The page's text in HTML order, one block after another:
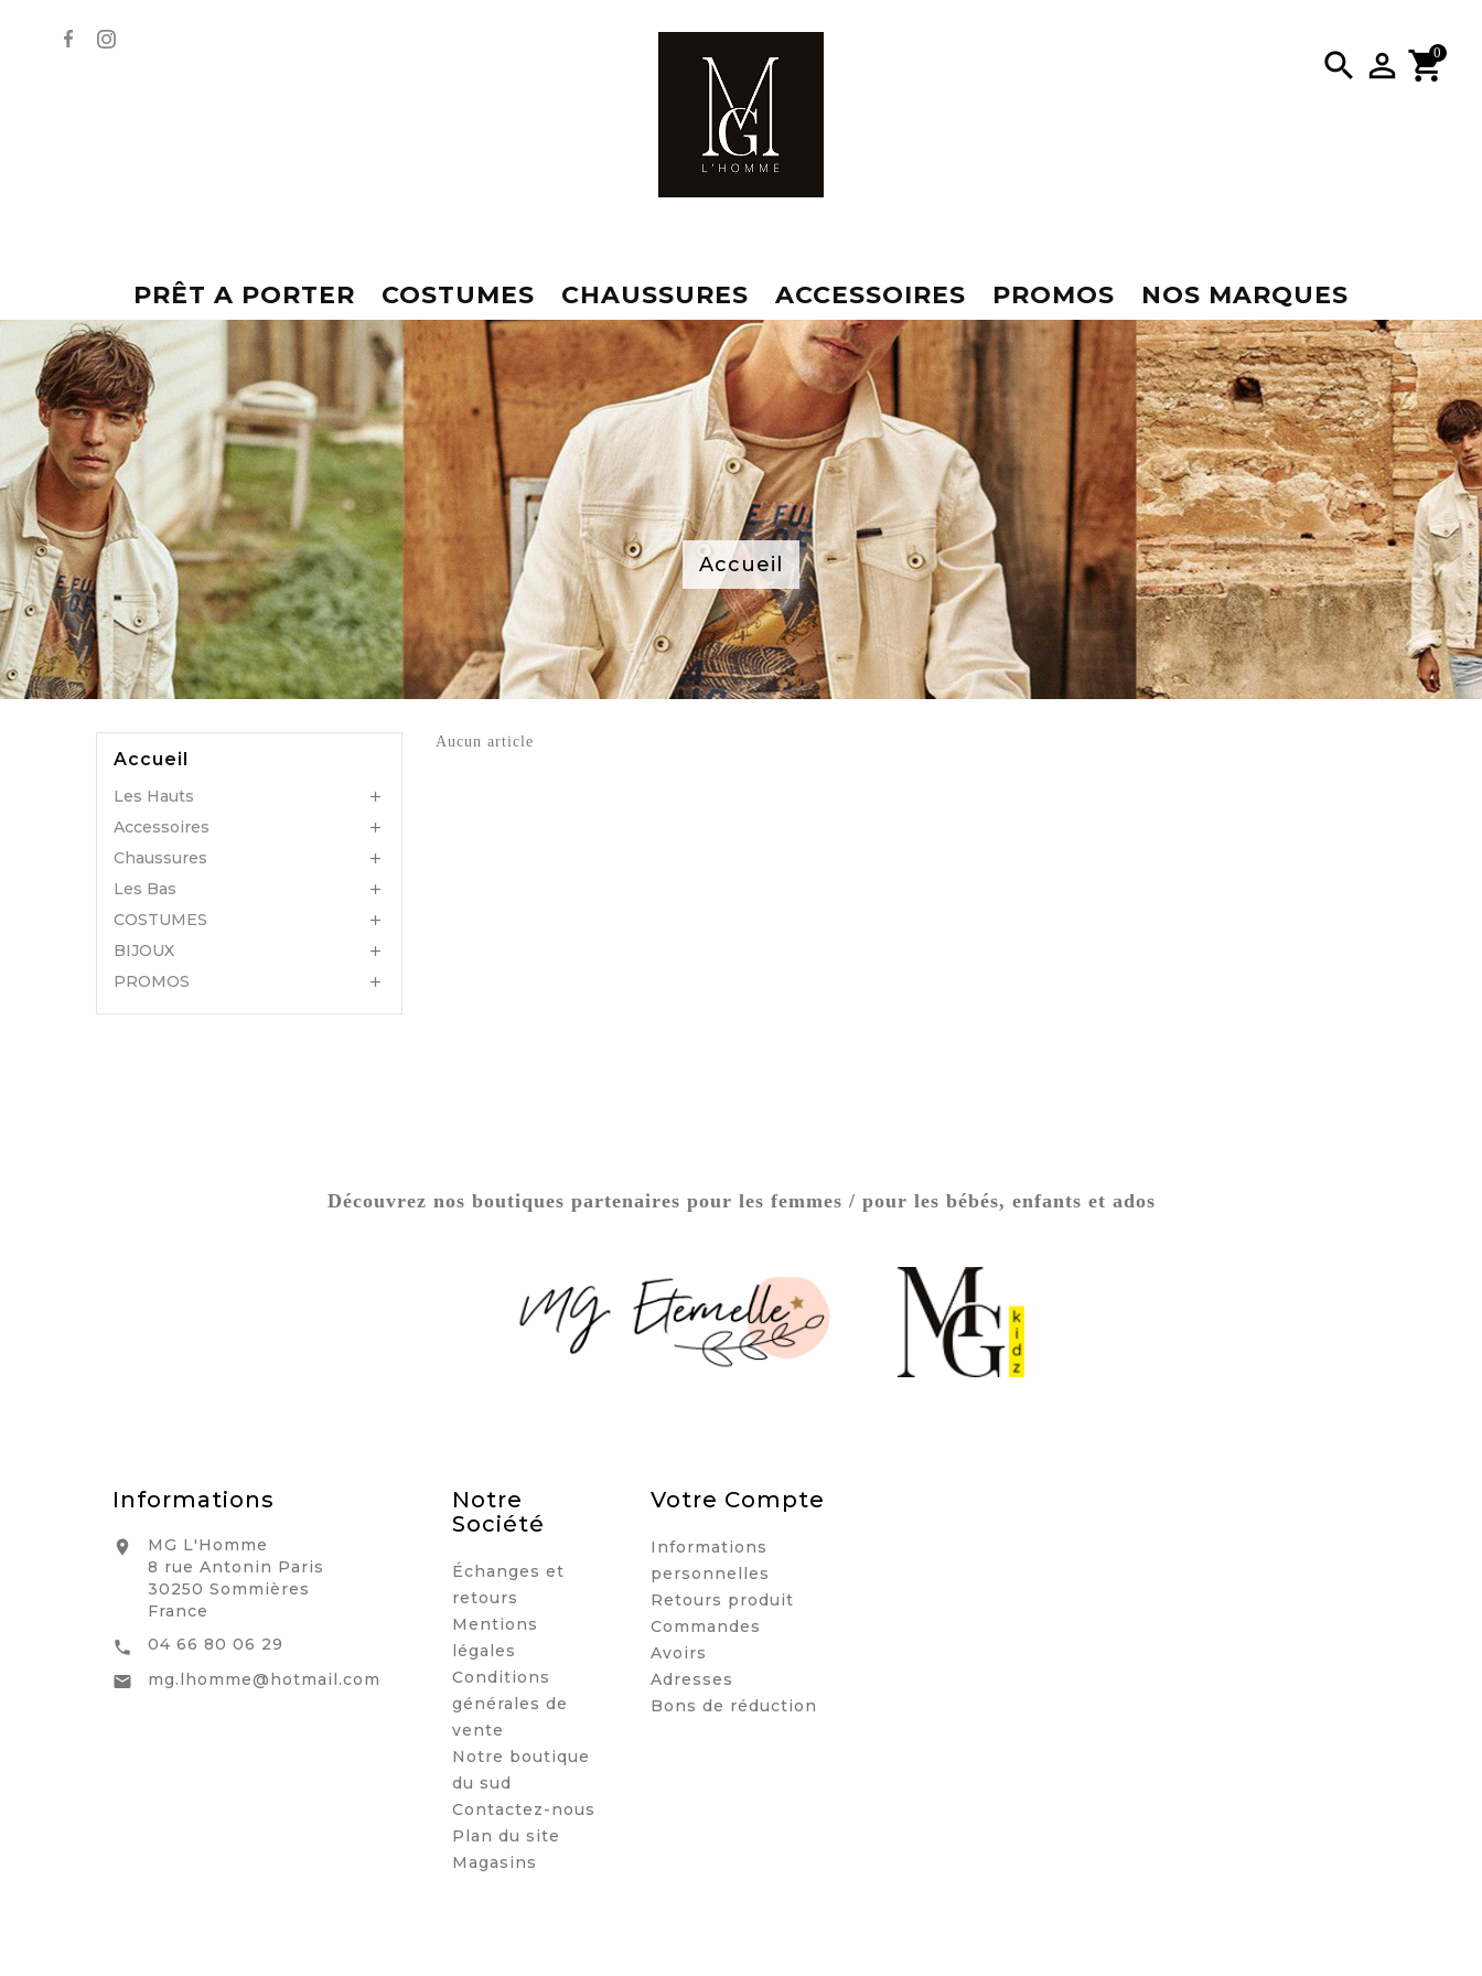
0

PRÊT A PORTER COSTUMES CHAUSSURES ACCESSOIRES PROMOS NOS MARQUES
Accueil
Accueil
Les Hauts 
Accessoires 
Chaussures 
Les Bas 
COSTUMES 
BIJOUX 
PROMOS 
Aucun article
Découvrez nos boutiques partenaires pour les femmes / pour les bébés, enfants et ados
Informations

MG L'Homme
8 rue Antonin Paris
30250 Sommières
France

04 66 80 06 29

mg.lhomme@hotmail.com
Notre
Société
Échanges et
retours
Mentions
légales
Conditions
générales de
vente
Notre boutique
du sud
Contactez-nous
Plan du site
Magasins
Votre Compte
Informations
personnelles
Retours produit
Commandes
Avoirs
Adresses
Bons de réduction